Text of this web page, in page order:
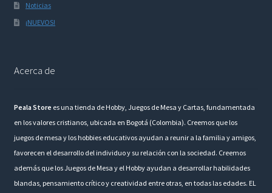
Noticias
¡NUEVOS!
Acerca de
Peala Store es una tienda de Hobby, Juegos de Mesa y Cartas, fundamentada
en los valores cristianos, ubicada en Bogotá (Colombia). Creemos que los
juegos de mesa y los hobbies educativos ayudan a reunir a la familia y amigos,
favorecen el desarrollo del individuo y su relación con la sociedad. Creemos
además que los Juegos de Mesa y el Hobby ayudan a desarrollar habilidades
blandas, pensamiento crítico y creatividad entre otras, en todas las edades. EL